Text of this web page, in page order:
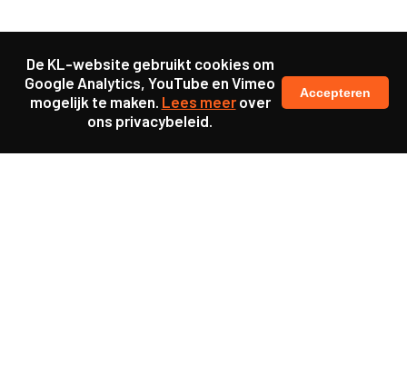
De KL-website gebruikt cookies om
Google Analytics, YouTube en Vimeo
mogelijk te maken. Lees meerover
ons privacybeleid.
Accepteren